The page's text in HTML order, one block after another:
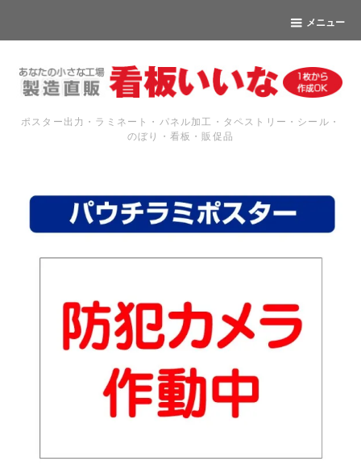
メニュー
ポスター出力・ラミネート・パネル加工・タペストリー・シール・
のぼり・看板・販促品